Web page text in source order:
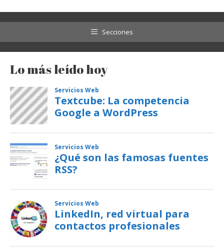
Secciones
Lo más leído hoy